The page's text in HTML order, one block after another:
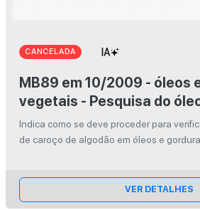
CANCELADA
MB89 em 10/2009 - óleos e gorduras
vegetais - Pesquisa do
algodão (reação de
Indica como se deve proceder para
de caroço de algodão em óleos e
VER DETALHES